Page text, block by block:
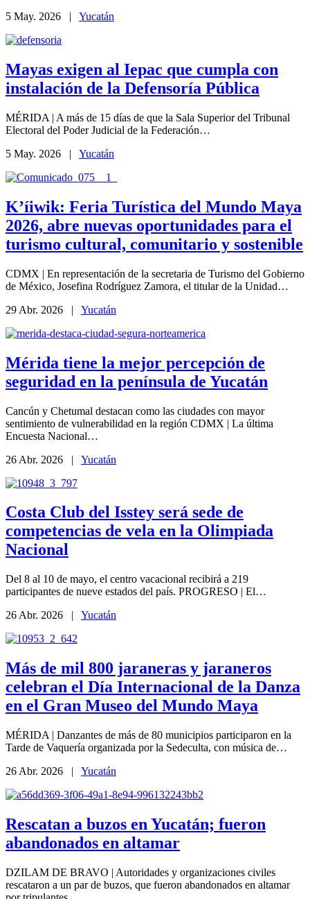
5 May. 2026 | Yucatán
Mayas exigen al Iepac que cumpla con
instalación de la Defensoría Pública
MÉRIDA | A más de 15 días de que la Sala Superior del Tribunal
Electoral del Poder Judicial de la Federación…
5 May. 2026 | Yucatán
K’íiwik: Feria Turística del Mundo Maya
2026, abre nuevas oportunidades para el
turismo cultural, comunitario y sostenible
CDMX | En representación de la secretaria de Turismo del Gobierno
de México, Josefina Rodríguez Zamora, el titular de la Unidad…
29 Abr. 2026 | Yucatán
Mérida tiene la mejor percepción de
seguridad en la península de Yucatán
Cancún y Chetumal destacan como las ciudades con mayor
sentimiento de vulnerabilidad en la región CDMX | La última
Encuesta Nacional…
26 Abr. 2026 | Yucatán
Costa Club del Isstey será sede de
competencias de vela en la Olimpiada
Nacional
Del 8 al 10 de mayo, el centro vacacional recibirá a 219
participantes de nueve estados del país. PROGRESO | El…
26 Abr. 2026 | Yucatán
Más de mil 800 jaraneras y jaraneros
celebran el Día Internacional de la Danza
en el Gran Museo del Mundo Maya
MÉRIDA | Danzantes de más de 80 municipios participaron en la
Tarde de Vaquería organizada por la Sedeculta, con música de…
26 Abr. 2026 | Yucatán
Rescatan a buzos en Yucatán; fueron
abandonados en altamar
DZILAM DE BRAVO | Autoridades y organizaciones civiles
rescataron a un par de buzos, que fueron abandonados en altamar